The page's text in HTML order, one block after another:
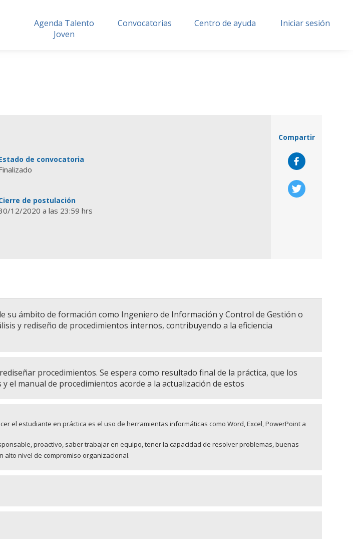
Agenda Talento
Joven
Convocatorias Centro de ayuda Iniciar sesión
de convocatoria
de postulación
12/2020 a las 23:59 hrs
Compartir
su ámbito de formación como Ingeniero de Información y Control de Gestión o
y rediseño de procedimientos internos, contribuyendo a la eficiencia
procedimientos. Se espera como resultado final de la práctica, que los
el manual de procedimientos acorde a la actualización de estos
el estudiante en práctica es el uso de herramientas informáticas como Word, Excel, PowerPoint a
proactivo, saber trabajar en equipo, tener la capacidad de resolver problemas, buenas
alto nivel de compromiso organizacional.